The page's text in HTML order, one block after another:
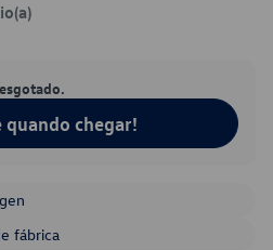
quando chegar!
fábrica